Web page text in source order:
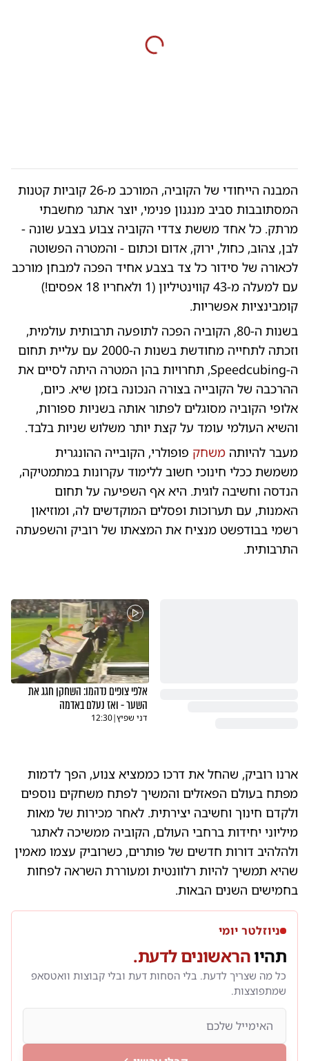
המבנה הייחודי של הקוביה, המורכב מ-26 קוביות קטנות
המסתובבות סביב מנגנון פנימי, יוצר אתגר מחשבתי
מרתק. כל אחד מששת צדדי הקוביה צבוע בצבע שונה -
לבן, צהוב, כחול, ירוק, אדום וכתום - והמטרה הפשוטה
לכאורה של סידור כל צד בצבע אחיד הפכה למבחן מורכב
עם למעלה מ-43 קווינטיליון (1 ולאחריו 18 אפסים!)
קומבינציות אפשריות.
בשנות ה-80, הקוביה הפכה לתופעה תרבותית עולמית,
וזכתה לתחייה מחודשת בשנות ה-2000 עם עליית תחום
ה-Speedcubing, תחרויות בהן המטרה היתה לסיים את
ההרכבה של הקובייה בצורה הנכונה בזמן שיא. כיום,
אלופי הקוביה מסוגלים לפתור אותה בשניות ספורות,
והשיא העולמי עומד על קצת יותר משלוש שניות בלבד.
מעבר להיותה משחק פופולרי, הקובייה ההונגרית
משמשת ככלי חינוכי חשוב ללימוד עקרונות במתמטיקה,
הנדסה וחשיבה לוגית. היא אף השפיעה על תחום
האמנות, עם תערוכות ופסלים המוקדשים לה, ומוזיאון
רשמי בבודפשט מנציח את המצאתו של רוביק והשפעתה
התרבותית.
אלפי צופים נדהמו: השחקן חגג את
השער - ואז נעלם באדמה
דני שפיץ|
12:30
ארנו רוביק, שהחל את דרכו כממציא צנוע, הפך לדמות
מפתח בעולם הפאזלים והמשיך לפתח משחקים נוספים
ולקדם חינוך וחשיבה יצירתית. לאחר מכירות של מאות
מיליוני יחידות ברחבי העולם, הקוביה ממשיכה לאתגר
ולהלהיב דורות חדשים של פותרים, כשרוביק עצמו מאמין
שהיא תמשיך להיות רלוונטית ומעוררת השראה לפחות
בחמישים השנים הבאות.
ניוזלטר יומי
תהיוהראשונים לדעת.
כל מה שצריך לדעת. בלי הסחות דעת ובלי קבוצות וואטסאפ
שמתפוצצות.